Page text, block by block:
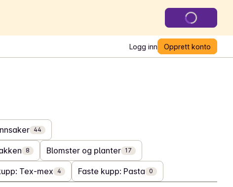
Logg inn Opprett konto
44
8 Blomster og planter 17
Tex-mex 4 Faste kupp: Pasta 0